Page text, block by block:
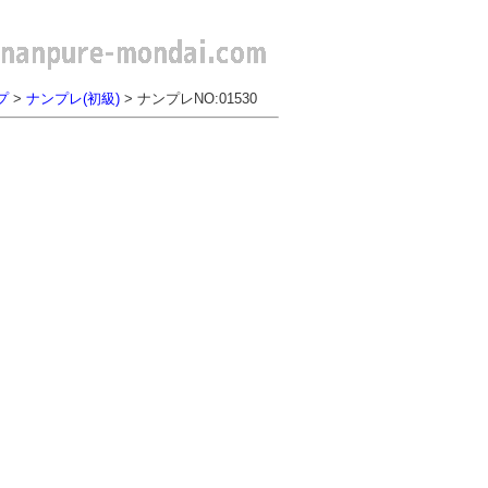
> ナンプレ(初級) > ナンプレNO:01530